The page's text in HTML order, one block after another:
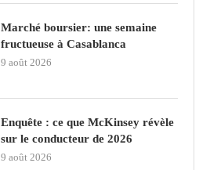
Marché boursier: une semaine
fructueuse à Casablanca
9 août 2026
Enquête : ce que McKinsey révèle
sur le conducteur de 2026
9 août 2026